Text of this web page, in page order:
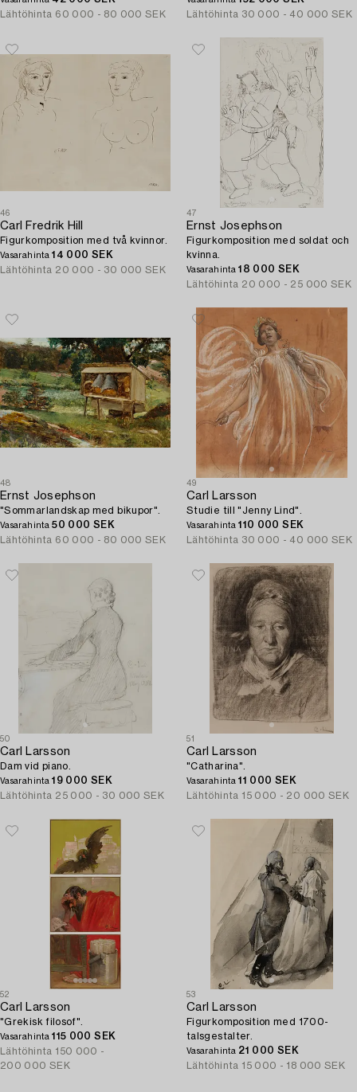
Lähtöhinta 60 000 - 80 000 SEK
Lähtöhinta 30 000 - 40 000 SEK
46
Carl Fredrik Hill
Figurkomposition med två kvinnor.
Vasarahinta14 000 SEK
Lähtöhinta 20 000 - 30 000 SEK
47
Ernst Josephson
Figurkomposition med soldat och
kvinna.
Vasarahinta18 000 SEK
Lähtöhinta 20 000 - 25 000 SEK
48
Ernst Josephson
"Sommarlandskap med bikupor".
Vasarahinta50 000 SEK
Lähtöhinta 60 000 - 80 000 SEK
49
Carl Larsson
Studie till "Jenny Lind".
Vasarahinta110 000 SEK
Lähtöhinta 30 000 - 40 000 SEK
50
Carl Larsson
Dam vid piano.
Vasarahinta19 000 SEK
Lähtöhinta 25 000 - 30 000 SEK
51
Carl Larsson
"Catharina".
Vasarahinta11 000 SEK
Lähtöhinta 15 000 - 20 000 SEK
52
Carl Larsson
"Grekisk filosof".
Vasarahinta115 000 SEK
Lähtöhinta 150 000 -
200 000 SEK
53
Carl Larsson
Figurkomposition med 1700-
talsgestalter.
Vasarahinta 21 000 SEK
Lähtöhinta 15 000 - 18 000 SEK